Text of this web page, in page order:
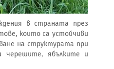
в страната през
които са устойчиви
на структурата при
черешите, ябълките и